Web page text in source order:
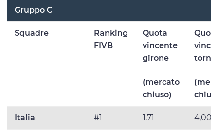
Gruppo C
Squadre
Ranking
FIVB
Quota
vincente
girone
(mercato
chiuso)
Italia #1 1.71 4,00